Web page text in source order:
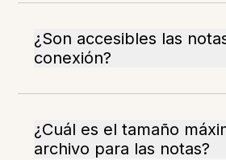
¿Son accesibles las
conexión?
¿Cuál es el tamaño
archivo para las notas?